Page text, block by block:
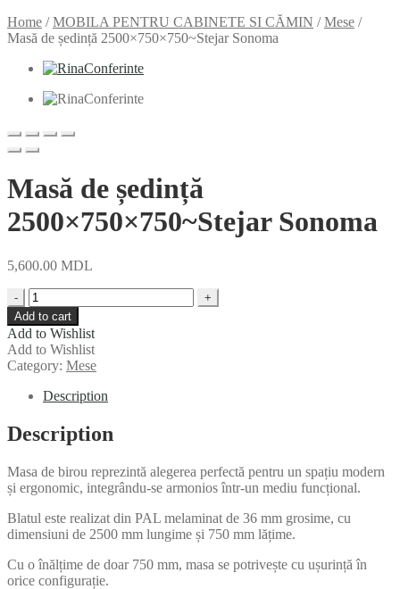
Home /MOBILA PENTRU CABINETE SI CĂMIN /Mese /
Masă de ședință 2500×750×750~Stejar Sonoma
Masă de ședință
2500×750×750~Stejar Sonoma
5,600.00 MDL
Quantity
Add to cart
Add to Wishlist
Add to Wishlist
Category: Mese
Description
Description
Masa de birou reprezintă alegerea perfectă pentru un spațiu modern
și ergonomic, integrându-se armonios într-un mediu funcțional.
Blatul este realizat din PAL melaminat de 36 mm grosime, cu
dimensiuni de 2500 mm lungime și 750 mm lățime.
Cu o înălțime de doar 750 mm, masa se potrivește cu ușurință în
orice configurație.